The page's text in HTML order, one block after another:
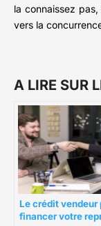
la connaissez
vers la
A LIRE SUR
Le crédit vendeur
financer votre